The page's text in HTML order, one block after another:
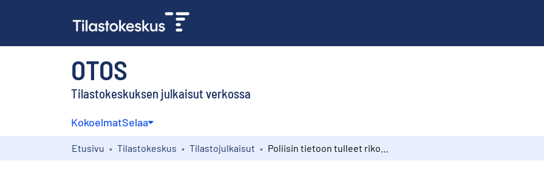
OTOS
Tilastokeskuksen julkaisut verkossa
KokoelmatSelaa
Etusivu Tilastokeskus Tilastojulkaisut